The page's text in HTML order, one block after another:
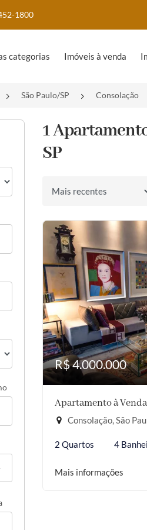
1800
categorias Imóveis à venda
São Paulo/SP Consolação
1
SP
Ordenar por
R$ 4.000.000
Apartamento à
Consolação, São
2 Quartos 4
Mais informações